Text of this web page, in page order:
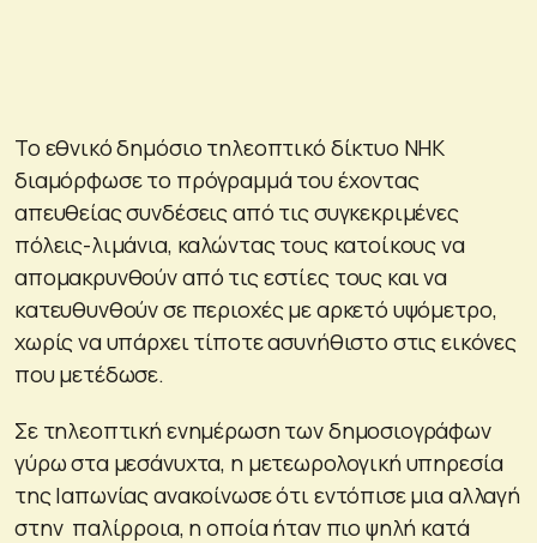
Το εθνικό δημόσιο τηλεοπτικό δίκτυο NHK
διαμόρφωσε το πρόγραμμά του έχοντας
απευθείας συνδέσεις από τις συγκεκριμένες
πόλεις-λιμάνια, καλώντας τους κατοίκους να
απομακρυνθούν από τις εστίες τους και να
κατευθυνθούν σε περιοχές με αρκετό υψόμετρο,
χωρίς να υπάρχει τίποτε ασυνήθιστο στις εικόνες
που μετέδωσε.
Σε τηλεοπτική ενημέρωση των δημοσιογράφων
γύρω στα μεσάνυχτα, η μετεωρολογική υπηρεσία
της Ιαπωνίας ανακοίνωσε ότι εντόπισε μια αλλαγή
στην παλίρροια, η οποία ήταν πιο ψηλή κατά